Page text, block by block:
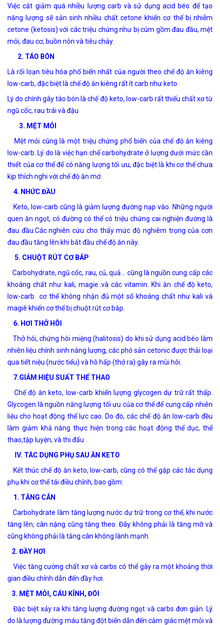
Việc cắt giảm quá nhiều lượng carb và sử dụng acid béo để tạo
năng lượng sẽ sản sinh nhiều chất cetone khiến cơ thể bị nhiễm
cetone (ketosis) với các triệu chứng như bị cúm gồm đau đầu, mệt
mỏi, đau cơ, buồn nôn và tiêu chảy.
2. TÁO BÓN
Là rối loạn tiêu hóa phổ biến nhất của người theo chế độ ăn kiêng
low-carb, đặc biệt là chế độ ăn kiêng rất ít carb như keto.
Lý do chính gây táo bón là chế độ keto, low-carb rất thiếu chất xơ từ
ngũ cốc, rau trái và đậu
3. MỆT MỎI
Mệt mỏi cũng là một triệu chứng phổ biến của chế độ ăn kiêng
low-carb. Lý do là việc hạn chế carbohydrate ở lượng dưới mức cần
thiết của cơ thể để có năng lượng tối ưu, đặc biệt là khi cơ thể chưa
kịp thích nghi với chế độ ăn mớ.
4. NHỨC ĐẦU
Keto, low-carb cũng là giảm lượng đường nạp vào. Những người
quen ăn ngọt, có đường có thể có triệu chứng cai nghiện đường là
đau đầu.Các nghiên cứu cho thấy mức độ nghiêm trọng của cơn
đau đầu tăng lên khi bắt đầu chế độ ăn này.
5. CHUỘT RÚT CƠ BẮP
Carbohydrate, ngũ cốc, rau, củ, quả… cũng là nguồn cung cấp các
khoáng chất như kali, magie..và các vitamin. Khi ăn chế độ keto,
low-carb cơ thể không nhận đủ một số khoáng chất như kali và
magiê khiến cơ thể bị chuột rút cơ bắp.
6. HƠI THỞ HÔI
Thở hôi, chứng hôi miệng (halitosis) do khi sử dụng acid béo làm
nhiên liệu chính sinh năng lượng, các phó sản cetonic được thải loại
qua tiết niệu (nước tiểu) và hô hấp (thở ra) gây ra mùi hôi.
7.GIẢM HIỆU SUẤT THỂ THAO
Chế độ ăn keto, low-carb khiến lượng glycogen dự trữ rất thấp.
Glycogen là nguồn năng lượng tối ưu của cơ thể để cung cấp nhiên
liệu cho hoạt động thể lực cao. Do đó, các chế độ ăn low-carb đều
làm giảm khả năng thực hiện trong các hoạt động thể dục, thể
thao,tập luyện, và thi đấu
IV. TÁC DỤNG PHỤ SAU ĂN KETO
Kết thúc chế độ ăn keto, low-carb, cũng có thể gặp các tác dụng
phụ khi cơ thể tái điều chỉnh, bao gồm:
1. TĂNG CÂN
Carbohydrate làm tăng lượng nước dự trữ trong cơ thể, khi nước
tăng lên, cân nặng cũng tăng theo. Đây không phải là tăng mỡ và
cũng không phải là tăng cân không lành mạnh.
2. ĐẦY HƠI
Việc tăng cường chất xơ và carbs có thể gây ra một khoảng thời
gian điều chỉnh dẫn đến đầy hơi.
3. MỆT MỎI, CÁU KỈNH, ĐÓI
Đặc biệt xảy ra khi tăng lượng đường ngọt và carbs đơn giản. Lý
do là lượng đường máu tăng đột biến dẫn đến cảm giác mệt mỏi và